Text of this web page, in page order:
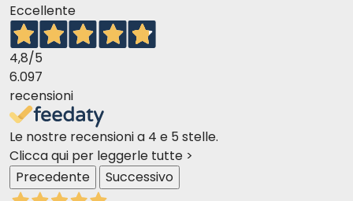
Eccellente
4,8/5
6.097
recensioni
Le nostre recensioni a 4 e 5 stelle.
Clicca qui per leggerle tutte >
Precedente
Successivo